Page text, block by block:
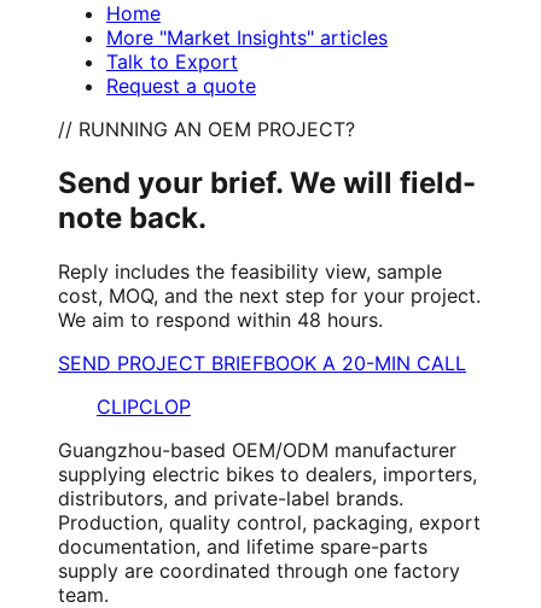
Home
More "Market Insights" articles
Talk to Export
Request a quote
// RUNNING AN OEM PROJECT?
Send your brief. We will field-
note back.
Reply includes the feasibility view, sample
cost, MOQ, and the next step for your project.
We aim to respond within 48 hours.
SEND PROJECT BRIEFBOOK A 20-MIN CALL
CLIPCLOP
Guangzhou-based OEM/ODM manufacturer
supplying electric bikes to dealers, importers,
distributors, and private-label brands.
Production, quality control, packaging, export
documentation, and lifetime spare-parts
supply are coordinated through one factory
team.